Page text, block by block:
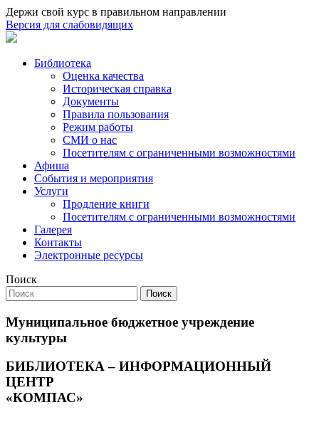
Держи свой курс в правильном направлении
Версия для слабовидящих
Библиотека
Оценка качества
Историческая справка
Документы
Правила пользования
Режим работы
СМИ о нас
Посетителям с ограниченными возможностями
Афиша
События и мероприятия
Услуги
Продление книги
Посетителям с ограниченными возможностями
Галерея
Контакты
Электронные ресурсы
Поиск
Поиск
Муниципальное бюджетное учреждение
культуры
БИБЛИОТЕКА – ИНФОРМАЦИОННЫЙ
ЦЕНТР
«КОМПАС»